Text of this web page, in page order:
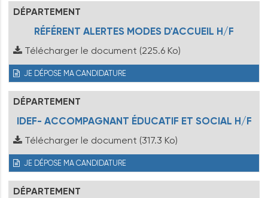
DÉPARTEMENT
RÉFÉRENT ALERTES MODES D'ACCUEIL H/F
Télécharger le document (225.6 Ko)
JE DÉPOSE MA CANDIDATURE
DÉPARTEMENT
IDEF- ACCOMPAGNANT ÉDUCATIF ET SOCIAL H/F
Télécharger le document (317.3 Ko)
JE DÉPOSE MA CANDIDATURE
DÉPARTEMENT